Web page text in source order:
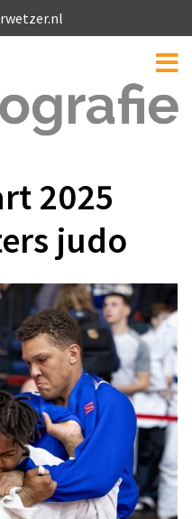
2025
judo